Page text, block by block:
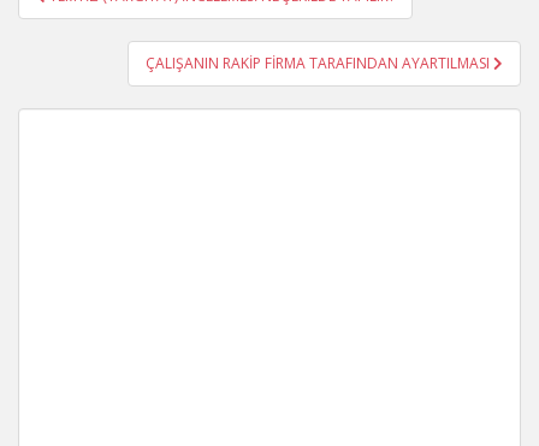
gezinmesi
ÇALIŞANIN RAKİP FİRMA TARAFINDAN AYARTILMASI